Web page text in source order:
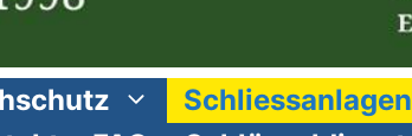
Schliessanlagen